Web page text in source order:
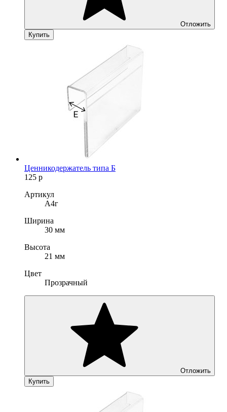
Отложить
Купить
Ценникодержатель типа Б
125 р
Артикул
А4г
Ширина
30 мм
Высота
21 мм
Цвет
Прозрачный
Отложить
Купить